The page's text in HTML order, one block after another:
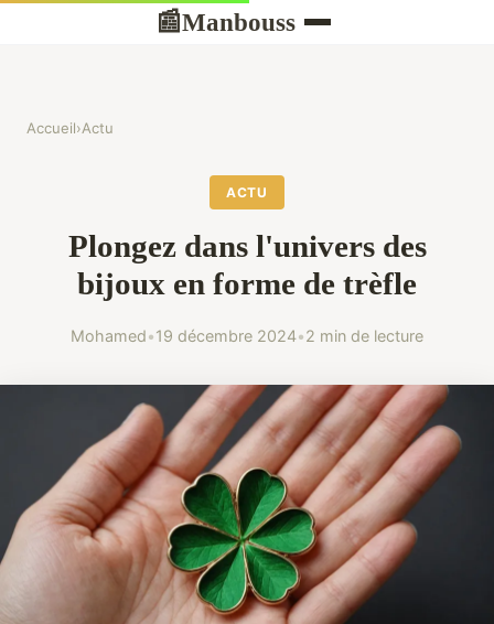
📰Manbouss
Accueil›Actu
ACTU
Plongez dans l'univers des
bijoux en forme de trèfle
Mohamed•19 décembre 2024•2 min de lecture